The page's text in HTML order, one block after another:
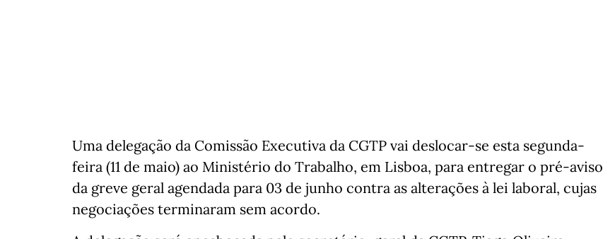
Uma delegação da Comissão Executiva da CGTP vai deslocar-se esta segunda-
feira (11 de maio) ao Ministério do Trabalho, em Lisboa, para entregar o pré-aviso
da greve geral agendada para 03 de junho contra as alterações à lei laboral, cujas
negociações terminaram sem acordo.